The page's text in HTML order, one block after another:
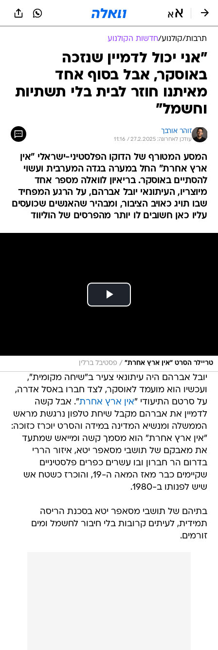
תרבות/קולנוע/חדשות הקולנוע
"אני יכול לדמיין שנזכה
באוסקר, אבל בסוף אחד
מאיתנו חוזר לבית בלי תשתיות
וחשמל"
זוהר אורבך
עודכן לאחרונה: 27.2.2025 / 11:16
המסע המטורף של הדוקו הפלסטיני-ישראלי "אין
ארץ אחרת" החל במערה בגדה המערבית ועשוי
להסתיים באוסקר. בריאיון לוואלה מספר אחד
מיוצריו, העיתונאי יובל אברהם, על הרגע המפחיד
שבו תויג כאויב הציבור, ומבהיר שהאנשים שכועסים
עליו כאן חשובים לו יותר מהפרסים של הוליווד
טריילר הסרט "אין ארץ אחרת" / פסטיבל ברלין
יובל אברהם היה עיתונאי צעיר ב"שיחה מקומית",
ועכשיו הוא מועמד לאוסקר, לצד חברו באסל אדרה,
על סרטם התיעודי "אין ארץ אחרת". אבל קשה
לדמיין את אברהם מקבל שיחת טלפון נרגשת מראש
הממשלה ומנשיא המדינה במידה והסרט יוכרז כזוכה:
"אין ארץ אחרת" הוא מסמך קשה ומייאש שמתעד
את מאבקם של תושבי מסאפר יטא, איזור הררי
בדרום הר חברון ובו עשרים כפרים פלסטיניים
שקיימים כבר מאז המאה ה-19, והוכרז כשטח אש
שיש לפנותו ב-1980.
בתיהם של תושבי מסאפר יטא בסכנת הריסה
תמידית, לעיתים קרובות בלי חיבור לחשמל ומים
זורמים.